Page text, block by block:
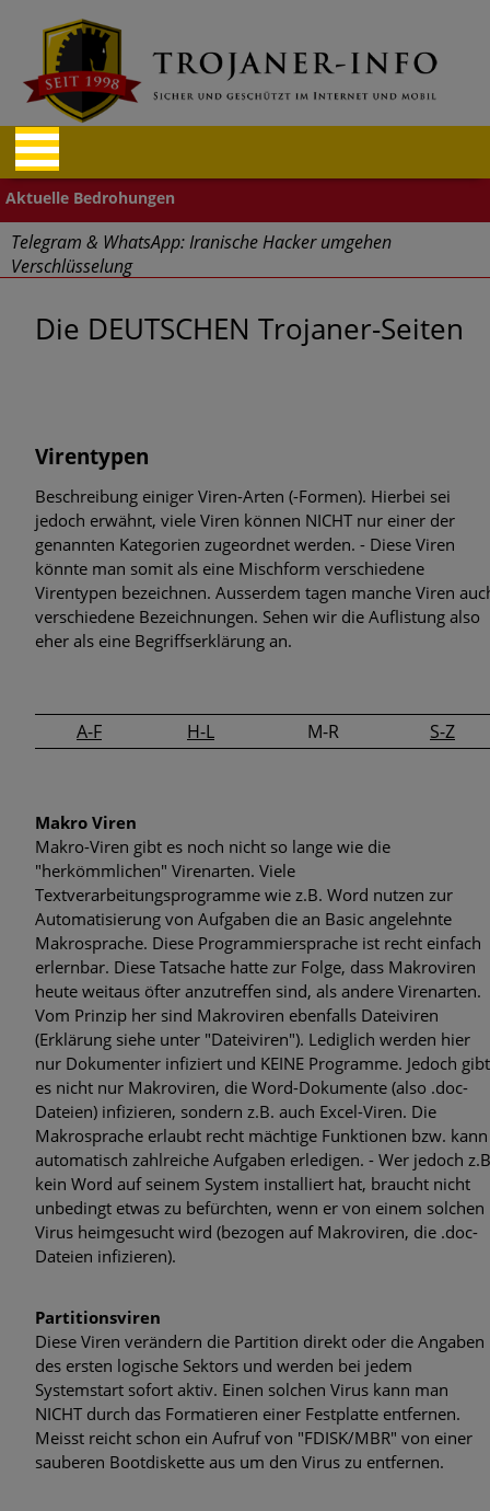
Telegram & WhatsApp: Iranische Hacker umgehen
Verschlüsselung
"Cyberwehr" gestartet
Massive Sicherheitslücken durch Mitarbeiter im Home Office
Phishing-Mails im Namen der Personalabteilung
Corona-Warn-Apps im Fokus
Zielgerichtete Attacken: Zero-Day-Exploits im Betriebssystem
von Windows und im Internet Explorer
Malware Trends 2020: Ransomware, Datendiebstahl an
Die DEUTSCHEN Trojaner-Seiten
Virentypen
Beschreibung einiger Viren-Arten (-Formen). Hierbei sei
jedoch erwähnt, viele Viren können NICHT nur einer der
genannten Kategorien zugeordnet werden. - Diese Viren
könnte man somit als eine Mischform verschiedene
Virentypen bezeichnen. Ausserdem tagen manche Viren
verschiedene Bezeichnungen. Sehen wir die Auflistung also
eher als eine Begriffserklärung an.
A-F H-L M-R S-Z
Makro Viren
Makro-Viren gibt es noch nicht so lange wie die
"herkömmlichen" Virenarten. Viele
Textverarbeitungsprogramme wie z.B. Word nutzen zur
Automatisierung von Aufgaben die an Basic angelehnte
Makrosprache. Diese Programmiersprache ist recht einfach
erlernbar. Diese Tatsache hatte zur Folge, dass Makroviren
heute weitaus öfter anzutreffen sind, als andere Virenarten.
Vom Prinzip her sind Makroviren ebenfalls Dateiviren
(Erklärung siehe unter "Dateiviren"). Lediglich werden hier
nur Dokumenter infiziert und KEINE Programme. Jedoch gibt
es nicht nur Makroviren, die Word-Dokumente (also .doc-
Dateien) infizieren, sondern z.B. auch Excel-Viren. Die
Makrosprache erlaubt recht mächtige Funktionen bzw. kann
automatisch zahlreiche Aufgaben erledigen. - Wer jedoch
kein Word auf seinem System installiert hat, braucht nicht
unbedingt etwas zu befürchten, wenn er von einem solchen
Virus heimgesucht wird (bezogen auf Makroviren, die .doc-
Dateien infizieren).
Partitionsviren
Diese Viren verändern die Partition direkt oder die Angaben
des ersten logische Sektors und werden bei jedem
Systemstart sofort aktiv. Einen solchen Virus kann man
NICHT durch das Formatieren einer Festplatte entfernen.
Meisst reicht schon ein Aufruf von "FDISK/MBR" von einer
sauberen Bootdiskette aus um den Virus zu entfernen.